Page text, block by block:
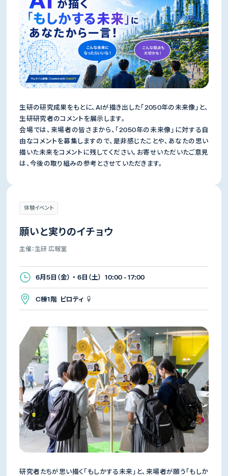
生研の研究成果をもとに、AIが描き出した「2050年の未来像」と、
生研研究者のコメントを展示します。
会場では、来場者の皆さまから、「2050年の未来像」に対する自
由なコメントを募集しますので、是非感じたことや、あなたの思い
描いた未来をコメントに残してください。お寄せいただいたご意見
は、今後の取り組みの参考とさせていただきます。
体験イベント
願いと実りのイチョウ
主催：生研 広報室
6月5日（金） ・ 6日（土） 10:00 - 17:00
C棟1階 ピロティ
研究者たちが思い描く「もしかする未来」と、来場者が願う「もしか